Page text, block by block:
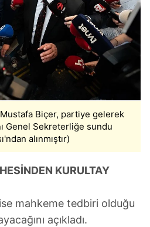
Biçer, partiye gelerek
Genel Sekreterliğe sundu
alınmıştır)
KURULTAY
mahkeme tedbiri olduğu
açıkladı.